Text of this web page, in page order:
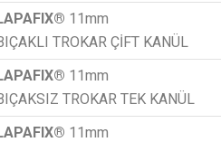
11mm
TROKAR ÇİFT KANÜL
11mm
TROKAR TEK KANÜL
11mm